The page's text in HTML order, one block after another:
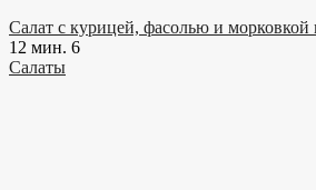
Салат с курицей, фасолью и морковкой
12 мин. 6
Салаты